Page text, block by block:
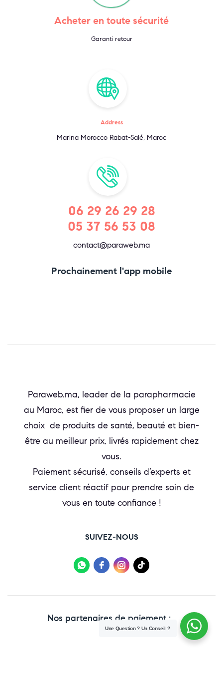
Acheter en toute sécurité
Garanti retour
Address
Marina Morocco Rabat-Salé, Maroc
06 29 26 29 28
05 37 56 53 08
contact@paraweb.ma
Prochainement l'app mobile
Paraweb.ma, leader de la parapharmacie
au Maroc, est fier de vous proposer un large
choix de produits de santé, beauté et bien-
être au meilleur prix, livrés rapidement chez
vous.
Paiement sécurisé, conseils d’experts et
service client réactif pour prendre soin de
vous en toute confiance !
SUIVEZ-NOUS
Nos partenaires de paiement :
Une Question ? Un Conseil ?